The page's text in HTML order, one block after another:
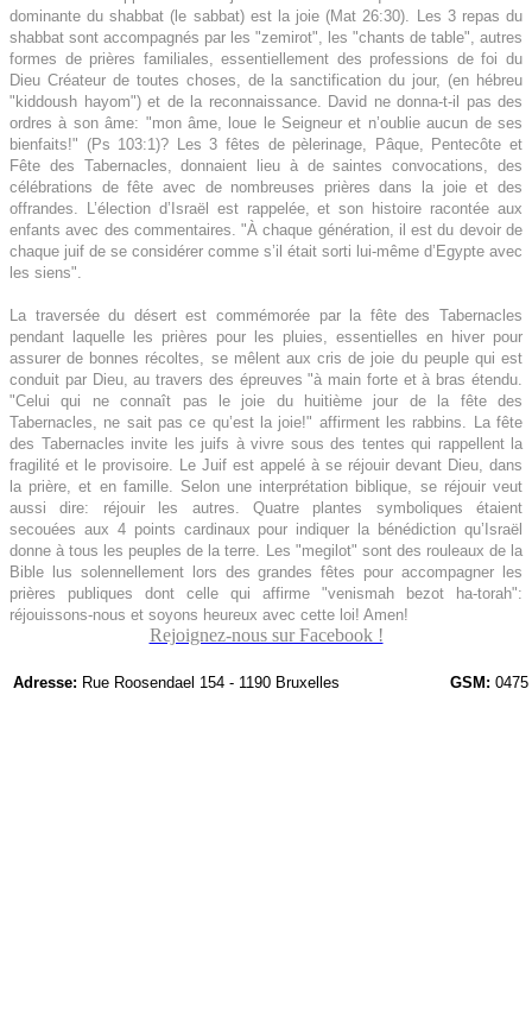
dominante du shabbat (le sabbat) est la joie (Mat 26:30). Les 3 repas du
shabbat sont accompagnés par les "zemirot", les "chants de table", autres
formes de prières familiales, essentiellement des professions de foi du
Dieu Créateur de toutes choses, de la sanctification du jour, (en hébreu
"kiddoush hayom") et de la reconnaissance. David ne donna-t-il pas des
ordres à son âme: "mon âme, loue le Seigneur et n’oublie aucun de ses
bienfaits!" (Ps 103:1)? Les 3 fêtes de pèlerinage, Pâque, Pentecôte et
Fête des Tabernacles, donnaient lieu à de saintes convocations, des
célébrations de fête avec de nombreuses prières dans la joie et des
offrandes. L’élection d’Israël est rappelée, et son histoire racontée aux
enfants avec des commentaires. "À chaque génération, il est du devoir de
chaque juif de se considérer comme s’il était sorti lui-même d’Egypte avec
les siens".
La traversée du désert est commémorée par la fête des Tabernacles
pendant laquelle les prières pour les pluies, essentielles en hiver pour
assurer de bonnes récoltes, se mêlent aux cris de joie du peuple qui est
conduit par Dieu, au travers des épreuves "à main forte et à bras étendu.
"Celui qui ne connaît pas le joie du huitième jour de la fête des
Tabernacles, ne sait pas ce qu’est la joie!" affirment les rabbins. La fête
des Tabernacles invite les juifs à vivre sous des tentes qui rappellent la
fragilité et le provisoire. Le Juif est appelé à se réjouir devant Dieu, dans
la prière, et en famille. Selon une interprétation biblique, se réjouir veut
aussi dire: réjouir les autres. Quatre plantes symboliques étaient
secouées aux 4 points cardinaux pour indiquer la bénédiction qu’Israël
donne à tous les peuples de la terre. Les "megilot" sont des rouleaux de la
Bible lus solennellement lors des grandes fêtes pour accompagner les
prières publiques dont celle qui affirme "venismah bezot ha-torah":
réjouissons-nous et soyons heureux avec cette loi! Amen!
Rejoignez-nous sur Facebook !
Adresse: Rue Roosendael 154 - 1190 Bruxelles GSM: